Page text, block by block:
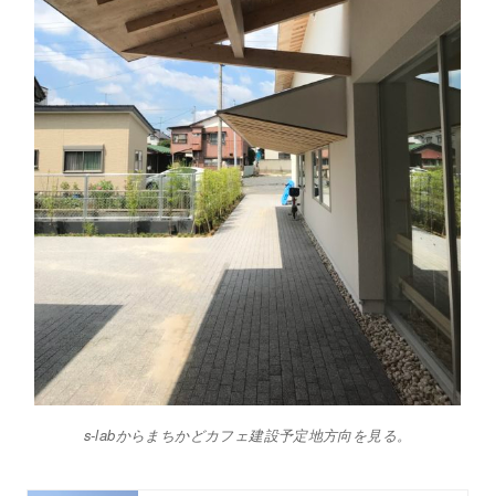
s-labからまちかどカフェ建設予定地方向を見る。